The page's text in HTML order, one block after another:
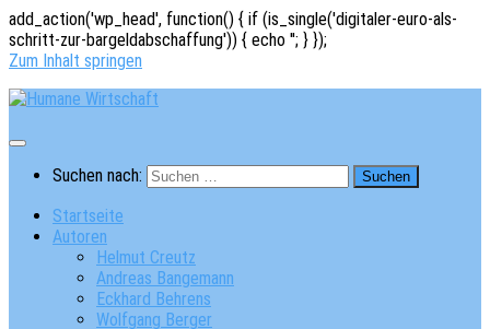
add_action('wp_head', function() { if (is_single('digitaler-euro-als-
schritt-zur-bargeldabschaffung')) { echo ''; } });
Zum Inhalt springen
Suchen nach:
Startseite
Autoren
Helmut Creutz
Andreas Bangemann
Eckhard Behrens
Wolfgang Berger